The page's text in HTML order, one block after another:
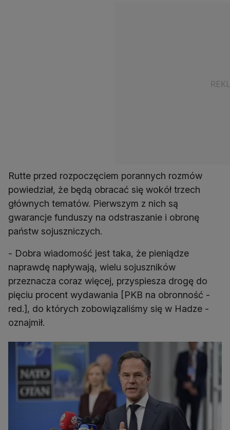
Rutte przed rozpoczęciem porannych rozmów
powiedział, że będą obracać się wokół trzech
głównych tematów. Pierwszym z nich są
gwarancje funduszy na odstraszanie i obronę
państw sojuszniczych.
- Dobra wiadomość jest taka, że pieniądze
naprawdę napływają, wielu sojuszników
przeznacza coraz więcej, przyspiesza drogę do
pięciu procent wydawania [PKB na obronność -
red.], do których zobowiązaliśmy się w Hadze -
oznajmił.